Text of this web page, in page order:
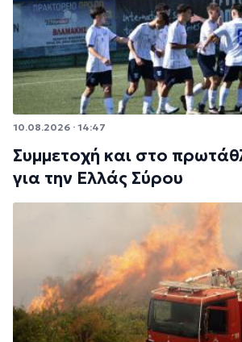
10.08.2026 · 14:47
Συμμετοχή και στο
για την Ελλάς Σύρου